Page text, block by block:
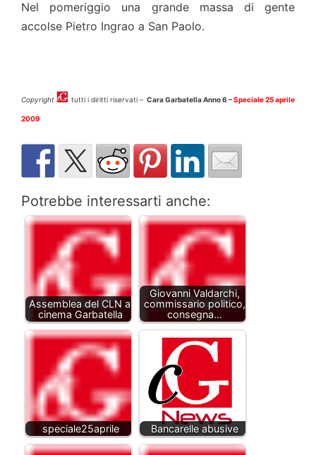
Nel pomeriggio una grande massa di gente
accolse Pietro Ingrao a San Paolo.
Copyright tutti i diritti riservati – Cara Garbatella Anno 6 –Speciale 25 aprile
2009
Potrebbe interessarti anche:
Assemblea del CLN al
cinema Garbatella
Giovanni Valdarchi,
commissario politico,
consegna…
speciale25aprile Bancarelle abusive